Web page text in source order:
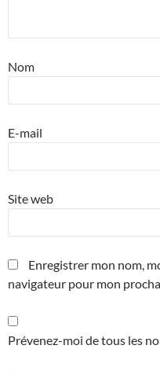
Nom
E-mail
Site web
Enregistrer mon nom,
navigateur pour mon
Prévenez-moi de tous les